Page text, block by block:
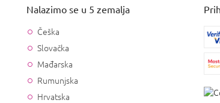
Nalazimo se u 5 zemalja
Češka
Slovačka
Mađarska
Rumunjska
Hrvatska